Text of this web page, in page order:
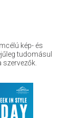
kép- és
tudomásul
szervezők.